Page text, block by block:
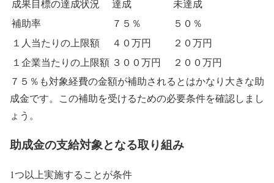
成果目標の達成状況 達成
未達成
補助率
７５％
５０％
１人当たりの上限額
４０万円
２０万円
１企業当たりの上限額 ３００万円
２００万円
７５％も対象経費の金額が補助されるとはかなり大きな助
成金です。この補助を受けるための必要条件を確認しまし
ょう。
助成金の支給対象となる取り組み
1つ以上実施することが条件